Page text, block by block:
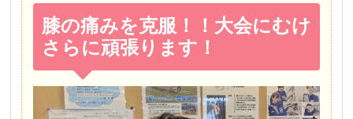
膝の痛みを克服！！大会にむけ
さらに頑張ります！